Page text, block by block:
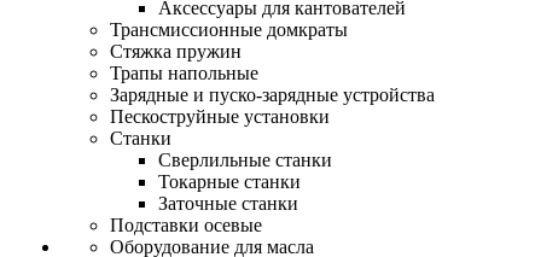
Аксессуары для кантователей
Трансмиссионные домкраты
Стяжка пружин
Трапы напольные
Зарядные и пуско-зарядные устройства
Пескоструйные установки
Станки
Сверлильные станки
Токарные станки
Заточные станки
Подставки осевые
Оборудование для масла